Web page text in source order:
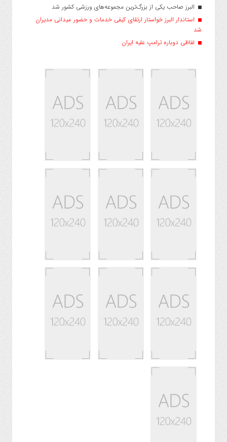
البرز صاحب یکی از بزرگ‌ترین مجموعه‌های ورزشی کشور شد
استاندار البرز خواستار ارتقای کیفی خدمات و حضور میدانی مدیران
شد
لفاظی دوباره ترامپ علیه ایران